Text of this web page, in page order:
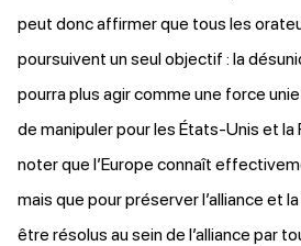
peut donc affirmer que tous les
poursuivent un seul objectif : la
pourra plus agir comme une force
de manipuler pour les États-Unis et la
noter que l’Europe connaît
mais que pour préserver l’alliance et
être résolus au sein de l’alliance par